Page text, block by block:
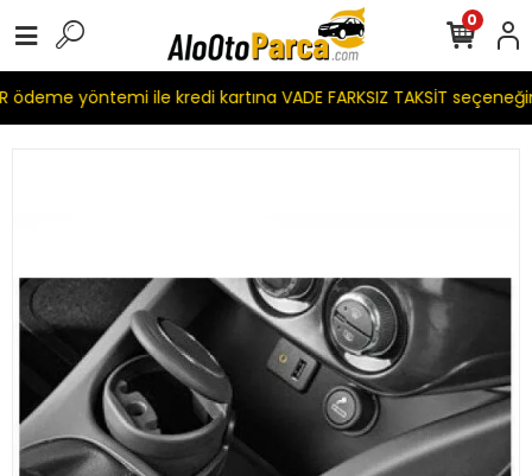
ödeme yöntemi ile kredi kartına VADE FARKSIZ TAKSİT
0